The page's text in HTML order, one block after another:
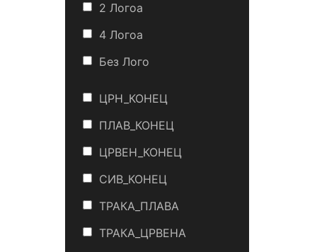
2 Логоa
4 Логоa
Без Лого
ЦРН_КОНЕЦ
ПЛАВ_КОНЕЦ
ЦРВЕН_КОНЕЦ
СИВ_КОНЕЦ
ТРАКА_ПЛАВА
ТРАКА_ЦРВЕНА